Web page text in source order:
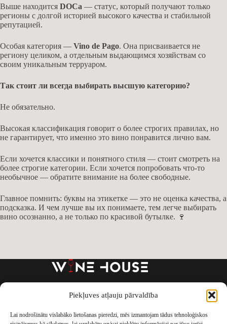
Piekļuves atļauju pārvaldība
Lai nodrošinātu vislabāko lietošanas pieredzi, mēs izmantojam tādus tehnoloģiskos
Выше находится DOCa — статус, который получают только
регионы с долгой историей высокого качества и стабильной
репутацией.
Особая категория — Vino de Pago. Она присваивается не
региону целиком, а отдельным выдающимся хозяйствам со
своим уникальным терруаром.
Так стоит ли всегда выбирать высшую категорию?
Не обязательно.
Высокая классификация говорит о более строгих правилах, но
не гарантирует, что именно это вино понравится лично вам.
Если хочется классики и понятного стиля — стоит смотреть на
более строгие категории. Если хочется попробовать что-то
необычное — обратите внимание на более свободные.
Главное помнить: буквы на этикетке — это не оценка качества, а
подсказка. И чем лучше вы их понимаете, тем легче выбирать
вино осознанно, а не только по красивой бутылке. 🍷
VEIKALS
Degustācijas
Pasākumi
Blogs
Kontakti
Privātuma politika